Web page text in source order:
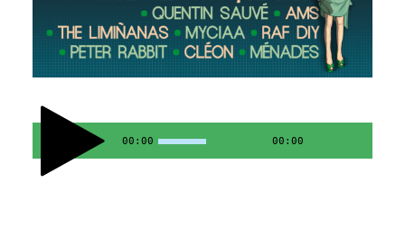
00:00 00:00